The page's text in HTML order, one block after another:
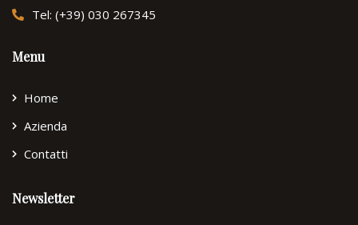
Tel: (+39) 030 267345
Menu
Home
Azienda
Contatti
Newsletter